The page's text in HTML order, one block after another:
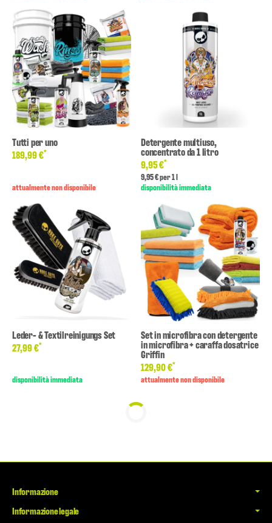
Tutti per uno
189,99 €*
attualmente non disponibile
Detergente multiuso,
concentrato da 1 litro
9,95 €*
9,95 € per 1 l
disponibilità immediata
Leder- & Textilreinigungs Set
27,99 €*
disponibilità immediata
Set in microfibra con detergente
in microfibra + caraffa dosatrice
Griffin
129,90 €*
attualmente non disponibile
Informazione
Informazione legale